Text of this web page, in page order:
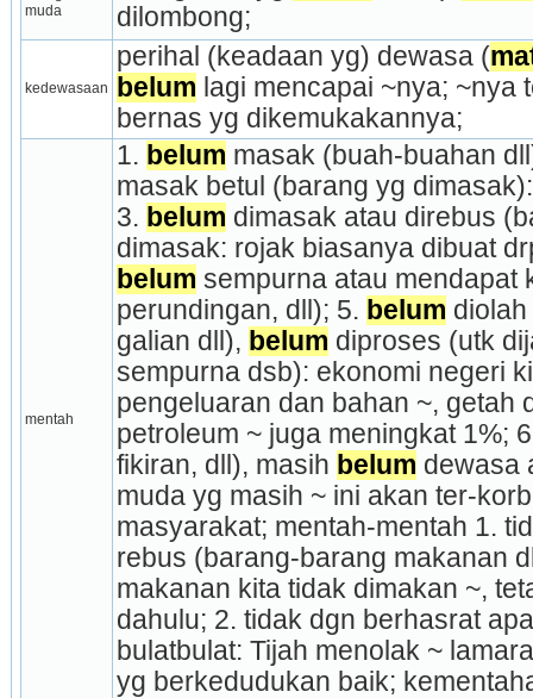
muda
dilombong;
kedewasaan
perihal (keadaan yg) dewasa (
belum lagi men­capai ~nya; ~nya
bernas yg dikemukakannya;
mentah
1. belum masak (buah-buahan
masak betul (barang yg
3. belum dimasak atau direbus
belum sempurna atau mendapat
perundingan, dll); 5. belum
galian dll), belum diproses (utk
sempurna dsb): ekonomi negeri
pengeluaran dan bahan ~, getah
petroleum ~ juga meningkat 1%;
fikiran, dll), masih belum dewasa
muda yg masih ~ ini akan ter-
masyarakat; mentah-mentah 1.
rebus (barang-barang makanan
makanan kita tidak dimakan ~,
dahulu; 2. tidak dgn berhasrat
bulat­bulat: Tijah menolak ~
yg berkedudukan baik;